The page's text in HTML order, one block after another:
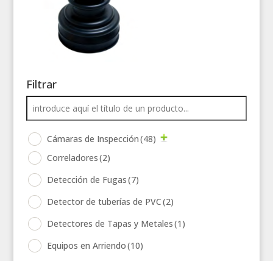
Filtrar
Cámaras de Inspección(48)
Correladores(2)
Detección de Fugas(7)
Detector de tuberías de PVC(2)
Detectores de Tapas y Metales(1)
Equipos en Arriendo(10)